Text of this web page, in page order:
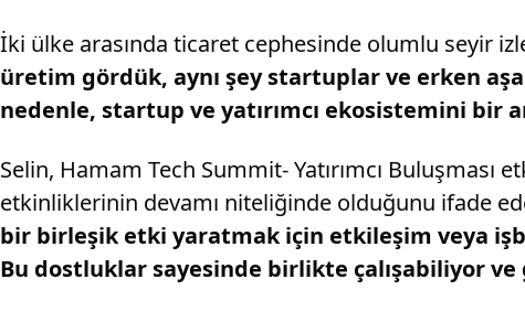
İki ülke arasında ticaret cephesinde olumlu seyir
üretim gördük, aynı şey startuplar ve erken
nedenle, startup ve yatırımcı ekosistemini bir
Selin, Hamam Tech Summit- Yatırımcı Buluşması
etkinliklerinin devamı niteliğinde olduğunu ifade
bir birleşik etki yaratmak için etkileşim veya
Bu dostluklar sayesinde birlikte çalışabiliyor